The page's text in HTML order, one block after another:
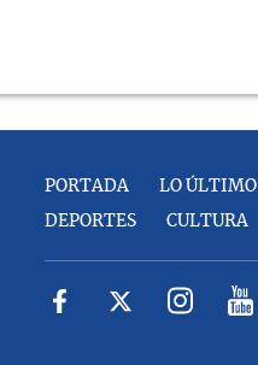
PORTADA LO ÚLTIMO
DEPORTES CULTURA